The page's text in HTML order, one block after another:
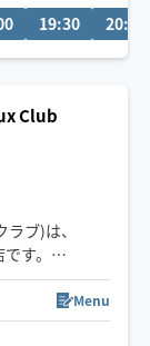
19:30 20:00
Club
ブ)は、
す。
ンなどで10
のみが在籍し
Menu